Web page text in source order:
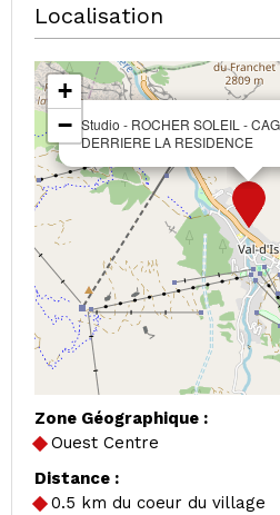
Localisation
Studio - ROCHER SOLEIL -
DERRIERE LA RESIDENCE
+
−
Zone Géographique :
Ouest Centre
Distance :
0.5 km du coeur du village